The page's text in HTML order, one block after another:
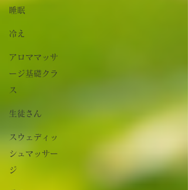
睡眠
冷え
アロママッサ
ージ基礎クラ
ス
生徒さん
スウェディッ
シュマッサー
ジ